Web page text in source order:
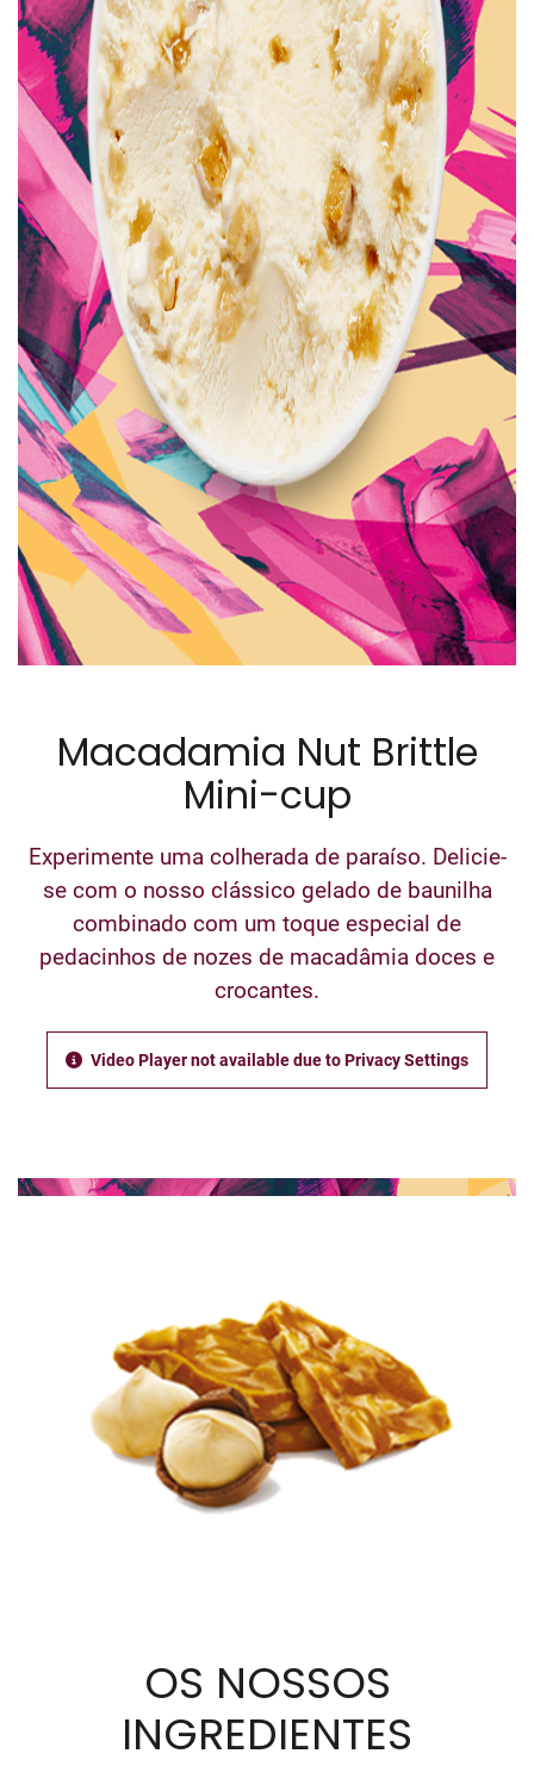
Macadamia Nut Brittle
Mini-cup
Experimente uma colherada de paraíso. Delicie-
se com o nosso clássico gelado de baunilha
combinado com um toque especial de
pedacinhos de nozes de macadâmia doces e
crocantes.
Video Player not available due to Privacy Settings
OS NOSSOS
INGREDIENTES